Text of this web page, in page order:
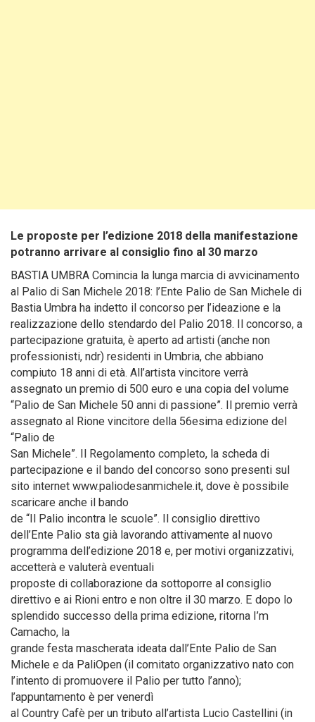
Le proposte per l’edizione 2018 della manifestazione
potranno arrivare al consiglio fino al 30 marzo
BASTIA UMBRA Comincia la lunga marcia di avvicinamento
al Palio di San Michele 2018: l’Ente Palio de San Michele di
Bastia Umbra ha indetto il concorso per l’ideazione e la
realizzazione dello stendardo del Palio 2018. Il concorso, a
partecipazione gratuita, è aperto ad artisti (anche non
professionisti, ndr) residenti in Umbria, che abbiano
compiuto 18 anni di età. All’artista vincitore verrà
assegnato un premio di 500 euro e una copia del volume
“Palio de San Michele 50 anni di passione”. Il premio verrà
assegnato al Rione vincitore della 56esima edizione del
“Palio de
San Michele”. Il Regolamento completo, la scheda di
partecipazione e il bando del concorso sono presenti sul
sito internet www.paliodesanmichele.it, dove è possibile
scaricare anche il bando
de “Il Palio incontra le scuole”. Il consiglio direttivo
dell’Ente Palio sta già lavorando attivamente al nuovo
programma dell’edizione 2018 e, per motivi organizzativi,
accetterà e valuterà eventuali
proposte di collaborazione da sottoporre al consiglio
direttivo e ai Rioni entro e non oltre il 30 marzo. E dopo lo
splendido successo della prima edizione, ritorna I’m
Camacho, la
grande festa mascherata ideata dall’Ente Palio de San
Michele e da PaliOpen (il comitato organizzativo nato con
l’intento di promuovere il Palio per tutto l’anno);
l’appuntamento è per venerdì
al Country Cafè per un tributo all’artista Lucio Castellini (in